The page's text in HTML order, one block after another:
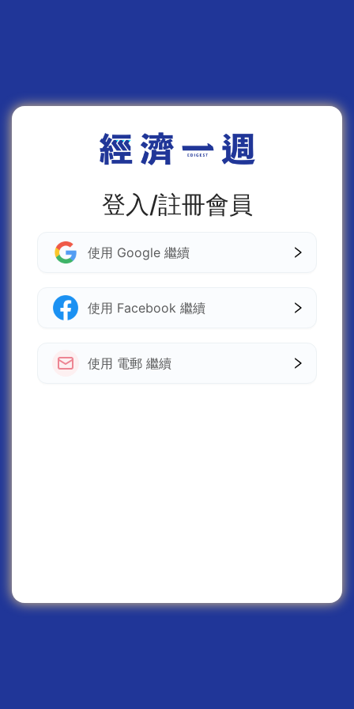
登入/註冊會員
使用 Google 繼續
使用 Facebook 繼續
使用 電郵 繼續